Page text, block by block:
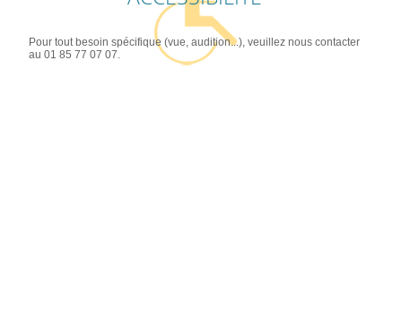
Pour tout besoin spécifique (vue, audition...), veuillez nous contacter
au 01 85 77 07 07.